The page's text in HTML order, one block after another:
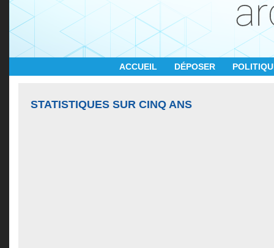
ACCUEIL DÉPOSER
STATISTIQUES SUR CINQ ANS